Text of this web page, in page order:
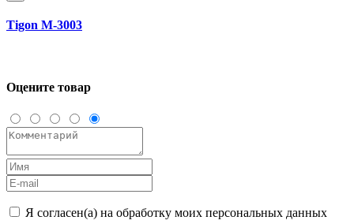
Tigon M-3003
Оцените товар
Я согласен(а) на обработку моих персональных данных